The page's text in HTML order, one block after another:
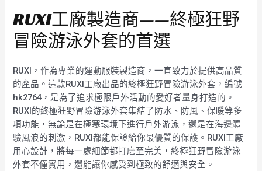
RUXI工廠製造商——終極狂野
冒險游泳外套的首選
RUXI，作為專業的運動服裝製造商，一直致力於提供高品質
的產品。這款RUXI工廠出品的終極狂野冒險游泳外套，編號
hk2764，是為了追求極限戶外活動的愛好者量身打造的。
RUXI的終極狂野冒險游泳外套集結了防水、防風、保暖等多
項功能，無論是在極寒環境下進行戶外游泳，還是在海邊體
驗風浪的刺激，RUXI都能保證給你最優質的保護。RUXI工廠
用心設計，將每一處細節都打磨至完美，終極狂野冒險游泳
外套不僅實用，還能讓你感受到極致的舒適與安全。